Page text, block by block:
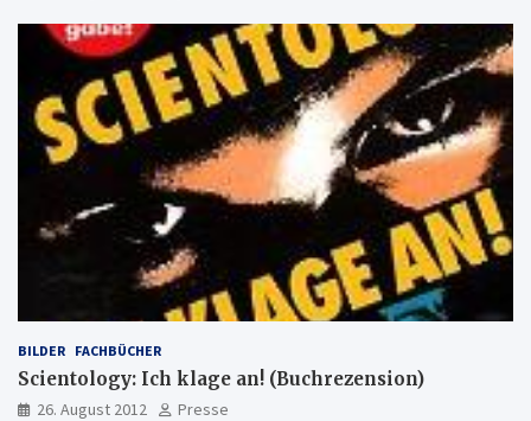
BILDER FACHBÜCHER
Scientology: Ich klage an! (Buchrezension)
26. August 2012
Presse